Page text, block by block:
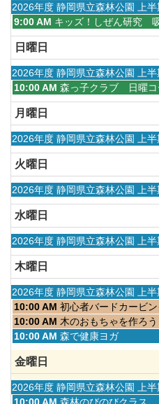
水
曜
日,
4
月
1st
2026
2026年度 静岡県立森林公園 上
土
曜
日,
8
月
1st
2026
9:00 AM キッズ！しぜん研究
日曜日
水
曜
日,
月
1st
2026
2026年度 静岡県立森林公園 上
日
曜
日,
8
月
2nd
2026
10:00 AM 森っ子クラブ 日曜コ
月曜日
水
曜
日,
4
月
1st
2026
2026年度 静岡県立森林公園 上
火曜日
水
曜
日,
4
月
1st
2026
2026年度 静岡県立森林公園 上
水曜日
水
曜
日,
4
月
1st
2026
2026年度 静岡県立森林公園 上
木曜日
水
曜
日,
4
月
1st
2026
2026年度 静岡県立森林公園 上
木
曜
日,
8
月
6th
2026
10:00 AM 初心者バードカービ
木
曜
日,
8
月
6th
2026
10:00 AM 木のおもちゃを作ろう
木
曜
日,
8
月
6th
10:00 AM 森で健康ヨガ
金曜日
水
曜
2026年度 静岡県立森林公園 上
金